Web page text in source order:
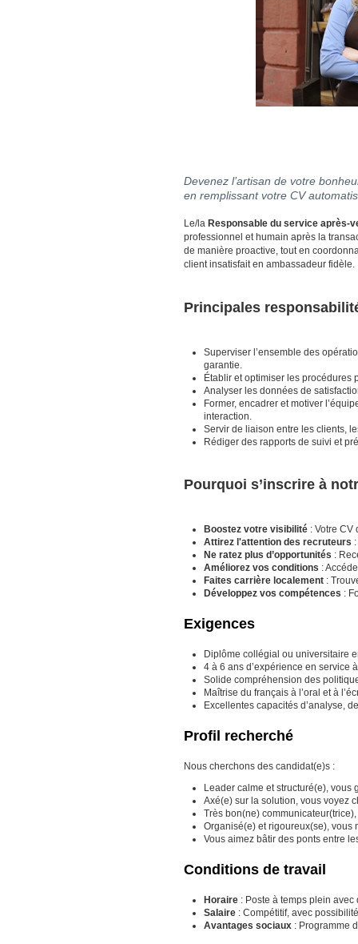
Devenez l’artisan de votre
en remplissant votre CV
Le/la Responsable du service après-
professionnel et humain après la
de manière proactive, tout en
client insatisfait en ambassadeur fidèle.
Principales
Superviser l’ensemble des
garantie.
Établir et optimiser les procédures
Analyser les données de
Former, encadrer et motiver
interaction.
Servir de liaison entre les clients,
Rédiger des rapports de suivi et
Pourquoi s’inscrire à
Boostez votre visibilité : Votre CV
Attirez l'attention des recruteurs
Ne ratez plus d’opportunités :
Améliorez vos conditions :
Faites carrière localement :
Développez vos compétences :
Exigences
Diplôme collégial ou universitaire
4 à 6 ans d’expérience en service
Solide compréhension des
Maîtrise du français à l’oral et à
Excellentes capacités d’analyse,
Profil recherché
Nous cherchons des candidat(e)s :
Leader calme et structuré(e), vous
Axé(e) sur la solution, vous voyez
Très bon(ne)
Organisé(e) et rigoureux(se), vous
Vous aimez bâtir des ponts entre
Conditions de travail
Horaire : Poste à temps plein
Salaire : Compétitif, avec
Avantages sociaux : Programme